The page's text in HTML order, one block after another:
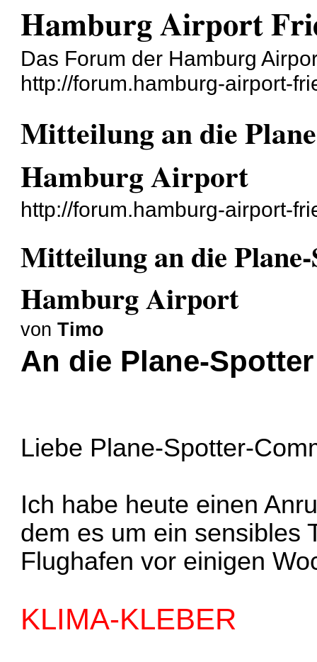
Hamburg Airport
Das Forum der Hamburg
http://forum.hamburg-airport-
Mitteilung an die
Hamburg Airport
http://forum.hamburg-airport-
Mitteilung an die
Hamburg Airport
vonTimo
An die Plane-
Liebe Plane-Spotter-
Ich habe heute einen
dem es um ein sensibles
Flughafen vor einigen
KLIMA-KLEBER